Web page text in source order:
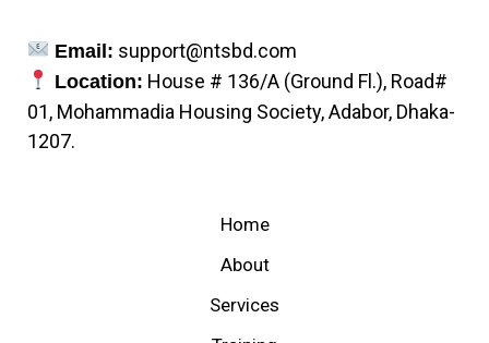
Email: support@ntsbd.com
Location: House # 136/A (Ground Fl.), Road#
01, Mohammadia Housing Society, Adabor, Dhaka-
1207.
Home
About
Services